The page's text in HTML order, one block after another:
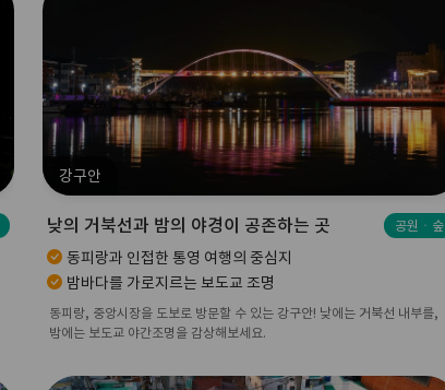
강구안
낮의 거북선과 밤의 야경이 공존하는 곳 공원ㆍ숲
동피랑과 인접한 통영 여행의 중심지
밤바다를 가로지르는 보도교 조명
동피랑, 중앙시장을 도보로 방문할 수 있는 강구안! 낮에는 거북선 내부를,
밤에는 보도교 야간조명을 감상해보세요.